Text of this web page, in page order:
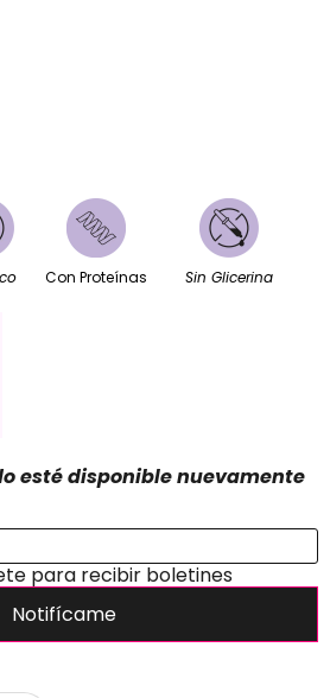
Con Proteínas Sin Glicerina